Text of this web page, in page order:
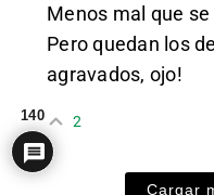
Menos mal que
Pero quedan los
agravados, ojo!
2
Cargar
140